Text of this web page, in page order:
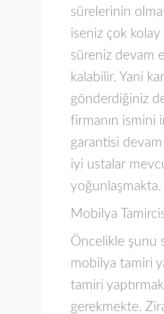
sürelerinin
iseniz çok kolay
süreniz devam
kalabilir. Yani
gönderdiğiniz
firmanın ismini
garantisi
iyi ustalar
yoğunlaşmakta.
Mobilya
Öncelikle şunu
mobilya tamiri
tamiri
gerekmekte.